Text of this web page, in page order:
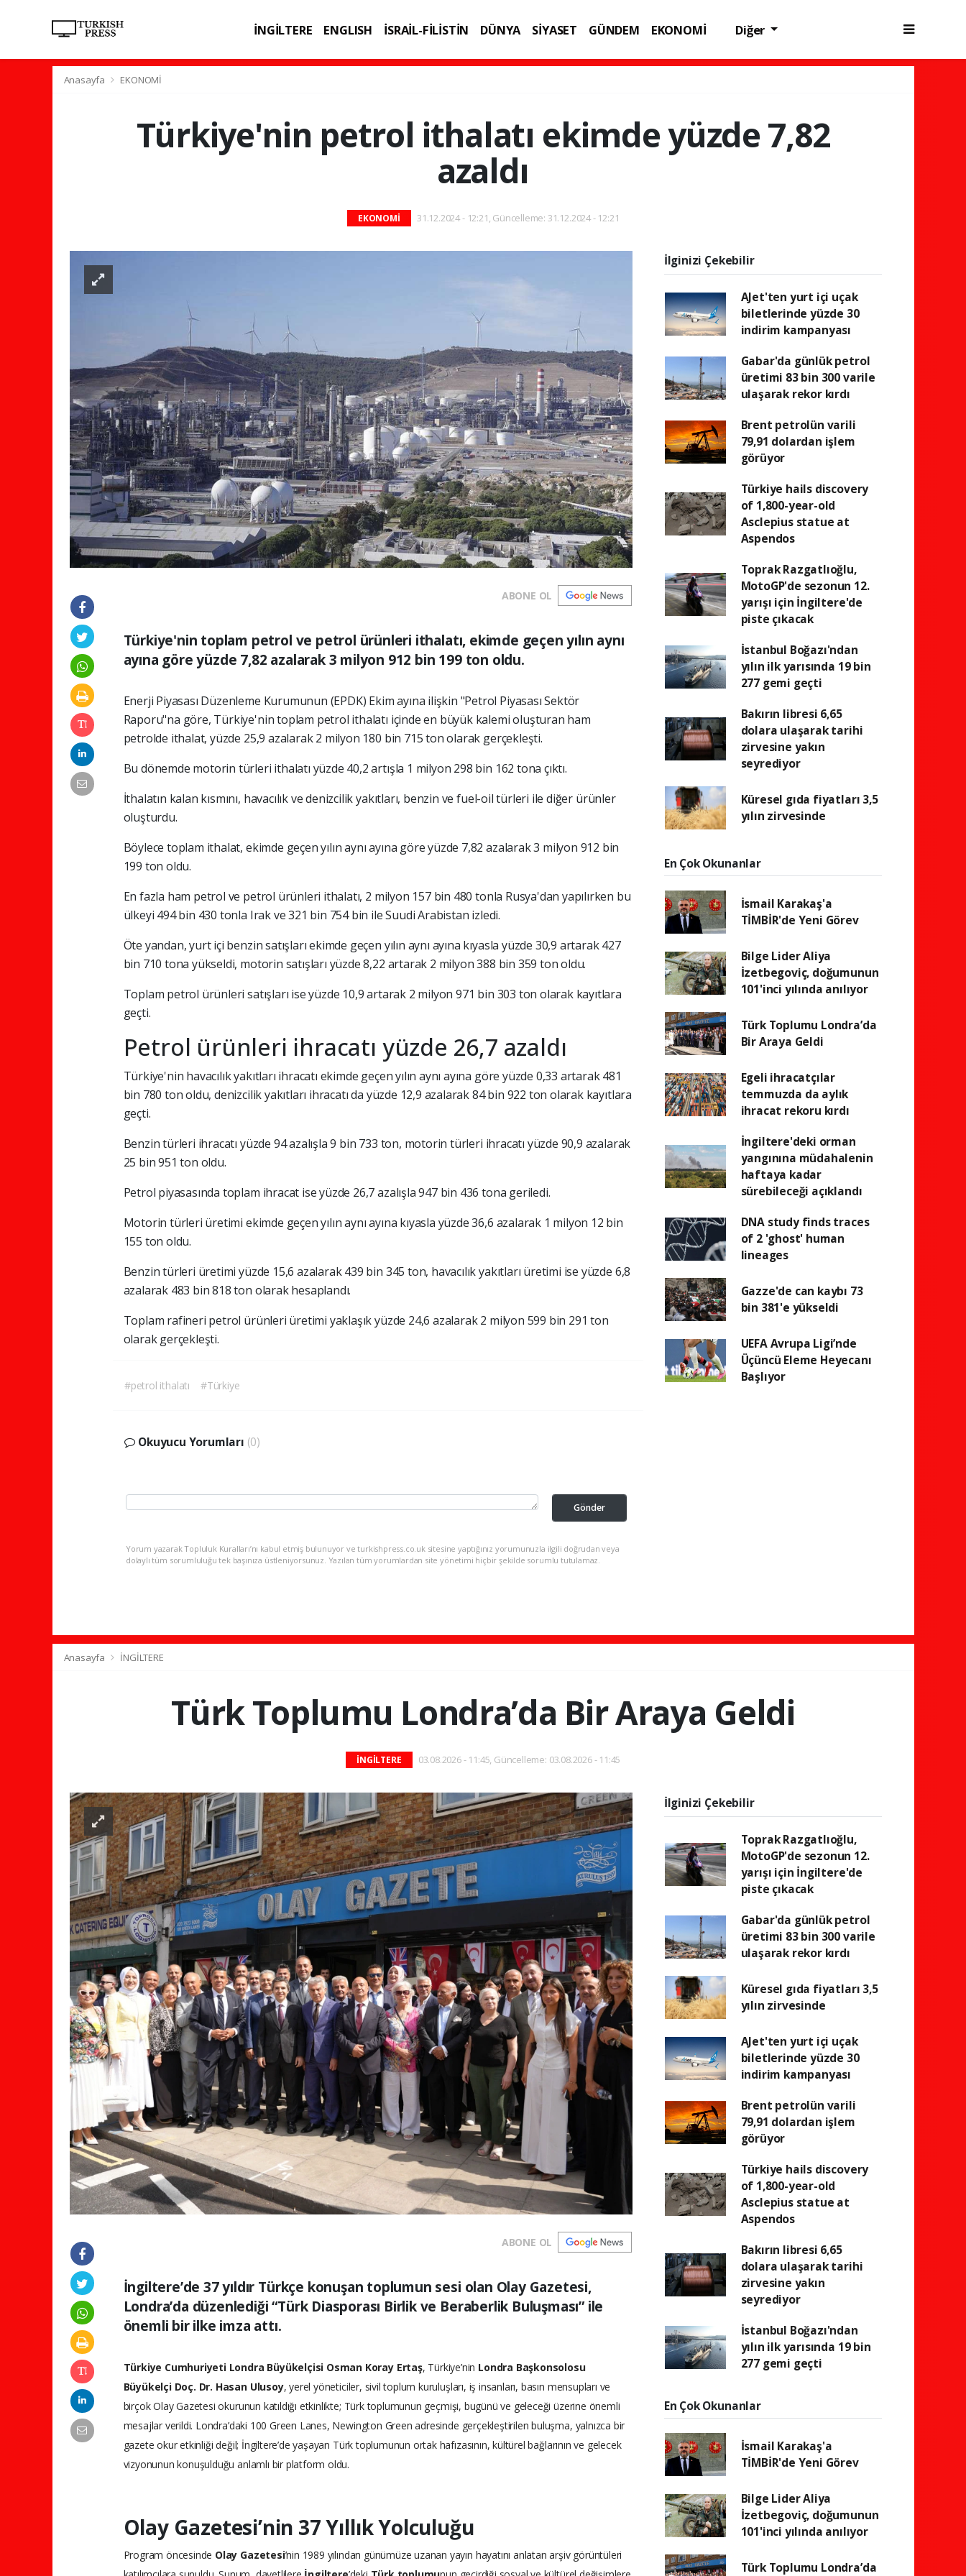
İNGİLTERE ENGLISH İSRAİL-FİLİSTİN DÜNYA SİYASET GÜNDEM
EKONOMİ
Diğer
Anasayfa EKONOMİ
Türkiye'nin petrol ithalatı ekimde yüzde 7,82
azaldı
EKONOMİ 31.12.2024 - 12:21, Güncelleme: 31.12.2024 - 12:21
ABONE OL
Türkiye'nin toplam petrol ve petrol ürünleri ithalatı, ekimde geçen yılın aynı
ayına göre yüzde 7,82 azalarak 3 milyon 912 bin 199 ton oldu.
Enerji Piyasası Düzenleme Kurumunun (EPDK) Ekim ayına ilişkin "Petrol Piyasası Sektör
Raporu"na göre, Türkiye'nin toplam petrol ithalatı içinde en büyük kalemi oluşturan ham
petrolde ithalat, yüzde 25,9 azalarak 2 milyon 180 bin 715 ton olarak gerçekleşti.
Bu dönemde motorin türleri ithalatı yüzde 40,2 artışla 1 milyon 298 bin 162 tona çıktı.
İthalatın kalan kısmını, havacılık ve denizcilik yakıtları, benzin ve fuel-oil türleri ile diğer ürünler
oluşturdu.
Böylece toplam ithalat, ekimde geçen yılın aynı ayına göre yüzde 7,82 azalarak 3 milyon 912 bin
199 ton oldu.
En fazla ham petrol ve petrol ürünleri ithalatı, 2 milyon 157 bin 480 tonla Rusya'dan yapılırken bu
ülkeyi 494 bin 430 tonla Irak ve 321 bin 754 bin ile Suudi Arabistan izledi.
Öte yandan, yurt içi benzin satışları ekimde geçen yılın aynı ayına kıyasla yüzde 30,9 artarak 427
bin 710 tona yükseldi, motorin satışları yüzde 8,22 artarak 2 milyon 388 bin 359 ton oldu.
Toplam petrol ürünleri satışları ise yüzde 10,9 artarak 2 milyon 971 bin 303 ton olarak kayıtlara
geçti.
Petrol ürünleri ihracatı yüzde 26,7 azaldı
Türkiye'nin havacılık yakıtları ihracatı ekimde geçen yılın aynı ayına göre yüzde 0,33 artarak 481
bin 780 ton oldu, denizcilik yakıtları ihracatı da yüzde 12,9 azalarak 84 bin 922 ton olarak kayıtlara
geçti.
Benzin türleri ihracatı yüzde 94 azalışla 9 bin 733 ton, motorin türleri ihracatı yüzde 90,9 azalarak
25 bin 951 ton oldu.
Petrol piyasasında toplam ihracat ise yüzde 26,7 azalışla 947 bin 436 tona geriledi.
Motorin türleri üretimi ekimde geçen yılın aynı ayına kıyasla yüzde 36,6 azalarak 1 milyon 12 bin
155 ton oldu.
Benzin türleri üretimi yüzde 15,6 azalarak 439 bin 345 ton, havacılık yakıtları üretimi ise yüzde 6,8
azalarak 483 bin 818 ton olarak hesaplandı.
Toplam rafineri petrol ürünleri üretimi yaklaşık yüzde 24,6 azalarak 2 milyon 599 bin 291 ton
olarak gerçekleşti.
#petrol ithalatı #Türkiye
Okuyucu Yorumları (0)
Gönder
Yorum yazarak Topluluk Kuralları’nı kabul etmiş bulunuyor ve turkishpress.co.uk sitesine yaptığınız yorumunuzla ilgili doğrudan veya
dolaylı tüm sorumluluğu tek başınıza üstleniyorsunuz. Yazılan tüm yorumlardan site yönetimi hiçbir şekilde sorumlu tutulamaz.
İlginizi Çekebilir
AJet'ten yurt içi uçak
biletlerinde yüzde 30
indirim kampanyası
Gabar'da günlük petrol
üretimi 83 bin 300 varile
ulaşarak rekor kırdı
Brent petrolün varili
79,91 dolardan işlem
görüyor
Türkiye hails discovery
of 1,800-year-old
Asclepius statue at
Aspendos
Toprak Razgatlıoğlu,
MotoGP'de sezonun 12.
yarışı için İngiltere'de
piste çıkacak
İstanbul Boğazı'ndan
yılın ilk yarısında 19 bin
277 gemi geçti
Bakırın libresi 6,65
dolara ulaşarak tarihi
zirvesine yakın
seyrediyor
Küresel gıda fiyatları 3,5
yılın zirvesinde
En Çok Okunanlar
İsmail Karakaş'a
TİMBİR'de Yeni Görev
Bilge Lider Aliya
İzetbegoviç, doğumunun
101'inci yılında anılıyor
Türk Toplumu Londra’da
Bir Araya Geldi
Egeli ihracatçılar
temmuzda da aylık
ihracat rekoru kırdı
İngiltere'deki orman
yangınına müdahalenin
haftaya kadar
sürebileceği açıklandı
DNA study finds traces
of 2 'ghost' human
lineages
Gazze'de can kaybı 73
bin 381'e yükseldi
UEFA Avrupa Ligi’nde
Üçüncü Eleme Heyecanı
Başlıyor
Anasayfa İNGİLTERE
Türk Toplumu Londra’da Bir Araya Geldi
İNGİLTERE 03.08.2026 - 11:45, Güncelleme: 03.08.2026 - 11:45
ABONE OL
İngiltere’de 37 yıldır Türkçe konuşan toplumun sesi olan Olay Gazetesi,
Londra’da düzenlediği “Türk Diasporası Birlik ve Beraberlik Buluşması” ile
önemli bir ilke imza attı.
Türkiye Cumhuriyeti Londra Büyükelçisi Osman Koray Ertaş, Türkiye’nin Londra Başkonsolosu
Büyükelçi Doç. Dr. Hasan Ulusoy, yerel yöneticiler, sivil toplum kuruluşları, iş insanları, basın mensupları ve
birçok Olay Gazetesi okurunun katıldığı etkinlikte; Türk toplumunun geçmişi, bugünü ve geleceği üzerine önemli
mesajlar verildi. Londra’daki 100 Green Lanes, Newington Green adresinde gerçekleştirilen buluşma, yalnızca bir
gazete okur etkinliği değil; İngiltere’de yaşayan Türk toplumunun ortak hafızasının, kültürel bağlarının ve gelecek
vizyonunun konuşulduğu anlamlı bir platform oldu.
Olay Gazetesi’nin 37 Yıllık Yolculuğu
Program öncesinde Olay Gazetesi’nin 1989 yılından günümüze uzanan yayın hayatını anlatan arşiv görüntüleri
İlginizi Çekebilir
Toprak Razgatlıoğlu,
MotoGP'de sezonun 12.
yarışı için İngiltere'de
piste çıkacak
Gabar'da günlük petrol
üretimi 83 bin 300 varile
ulaşarak rekor kırdı
Küresel gıda fiyatları 3,5
yılın zirvesinde
AJet'ten yurt içi uçak
biletlerinde yüzde 30
indirim kampanyası
Brent petrolün varili
79,91 dolardan işlem
görüyor
Türkiye hails discovery
of 1,800-year-old
Asclepius statue at
Aspendos
Bakırın libresi 6,65
dolara ulaşarak tarihi
zirvesine yakın
seyrediyor
İstanbul Boğazı'ndan
yılın ilk yarısında 19 bin
277 gemi geçti
En Çok Okunanlar
İsmail Karakaş'a
TİMBİR'de Yeni Görev
Bilge Lider Aliya
İzetbegoviç, doğumunun
101'inci yılında anılıyor
Türk Toplumu Londra’da